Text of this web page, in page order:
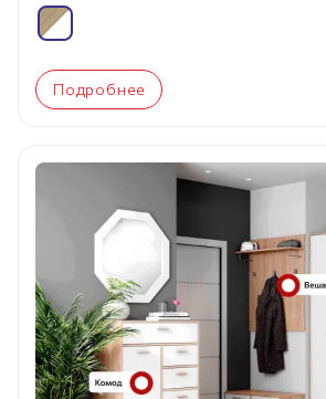
Подробнее